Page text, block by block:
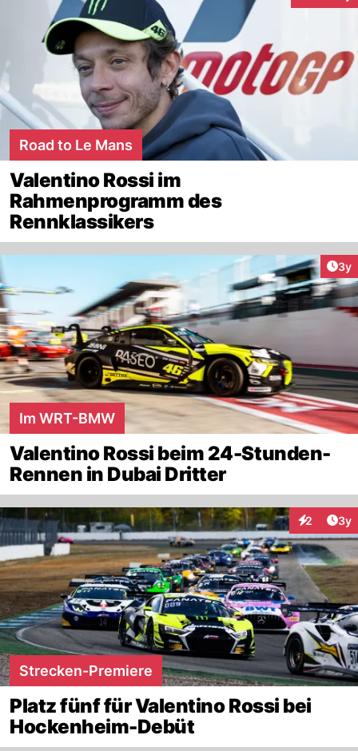
Road to Le Mans
Valentino Rossi im
Rahmenprogramm des
Rennklassikers
3y
Im WRT-BMW
Valentino Rossi beim 24-Stunden-
Rennen in Dubai Dritter
2 3y
Strecken-Premiere
Platz fünf für Valentino Rossi bei
Hockenheim-Debüt